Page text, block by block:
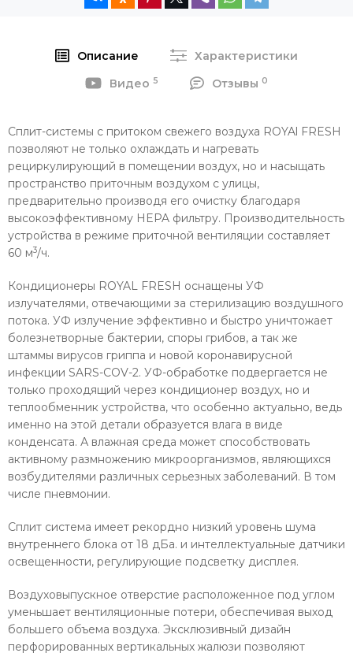
Описание
Характеристики
Видео 5 Отзывы 0
Сплит-системы с притоком свежего воздуха ROYAl FRESH
позволяют не только охлаждать и нагревать
рециркулирующий в помещении воздух, но и насыщать
пространство приточным воздухом с улицы,
предварительно производя его очистку благодаря
высокоэффективному HEPA фильтру. Производительность
устройства в режиме приточной вентиляции составляет
60 м3/ч.
Кондиционеры ROYAL FRESH оснащены УФ
излучателями, отвечающими за стерилизацию воздушного
потока. УФ излучение эффективно и быстро уничтожает
болезнетворные бактерии, споры грибов, а так же
штаммы вирусов гриппа и новой коронавирусной
инфекции SARS-COV-2. УФ-обработке подвергается не
только проходящий через кондиционер воздух, но и
теплообменник устройства, что особенно актуально, ведь
именно на этой детали образуется влага в виде
конденсата. А влажная среда может способствовать
активному размножению микроорганизмов, являющихся
возбудителями различных серьезных заболеваний. В том
числе пневмонии.
Сплит система имеет рекордно низкий уровень шума
внутреннего блока от 18 дБа. и интеллектуальные датчики
освещенности, регулирующие подсветку дисплея.
Воздуховыпускное отверстие расположенное под углом
уменьшает вентиляционные потери, обеспечивая выход
большего объема воздуха. Эксклюзивный дизайн
перфорированных вертикальных жалюзи позволяют